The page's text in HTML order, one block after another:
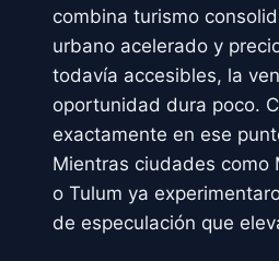
combina turismo
urbano acelerado y
todavía accesibles, la
oportunidad dura poco.
exactamente en ese
Mientras ciudades como
o Tulum ya
de especulación que